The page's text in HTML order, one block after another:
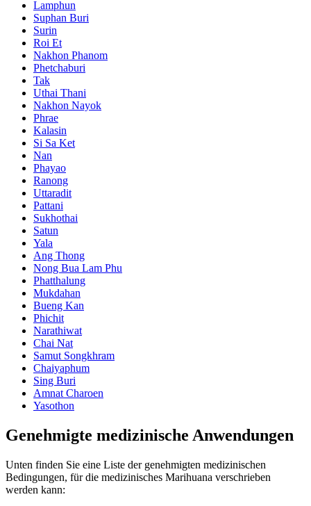
Lamphun
Suphan Buri
Surin
Roi Et
Nakhon Phanom
Phetchaburi
Tak
Uthai Thani
Nakhon Nayok
Phrae
Kalasin
Si Sa Ket
Nan
Phayao
Ranong
Uttaradit
Pattani
Sukhothai
Satun
Yala
Ang Thong
Nong Bua Lam Phu
Phatthalung
Mukdahan
Bueng Kan
Phichit
Narathiwat
Chai Nat
Samut Songkhram
Chaiyaphum
Sing Buri
Amnat Charoen
Yasothon
Genehmigte medizinische Anwendungen
Unten finden Sie eine Liste der genehmigten medizinischen
Bedingungen, für die medizinisches Marihuana verschrieben
werden kann: